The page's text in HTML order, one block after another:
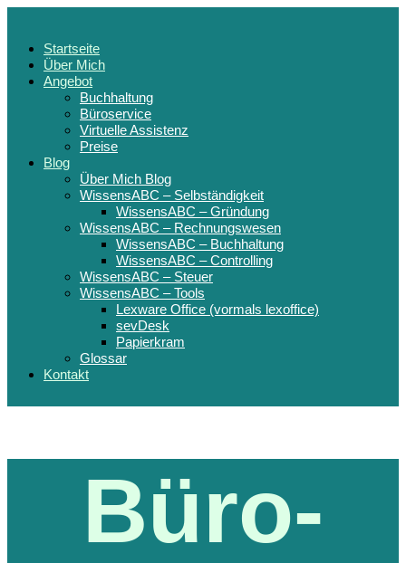
Startseite
Über Mich
Angebot
Buchhaltung
Büroservice
Virtuelle Assistenz
Preise
Blog
Über Mich Blog
WissensABC – Selbständigkeit
WissensABC – Gründung
WissensABC – Rechnungswesen
WissensABC – Buchhaltung
WissensABC – Controlling
WissensABC – Steuer
WissensABC – Tools
Lexware Office (vormals lexoffice)
sevDesk
Papierkram
Glossar
Kontakt
Büro-